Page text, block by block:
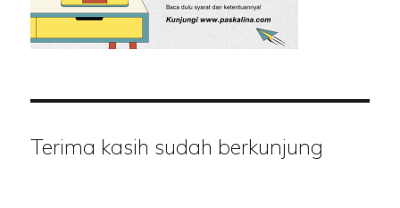
Terima kasih sudah berkunjung